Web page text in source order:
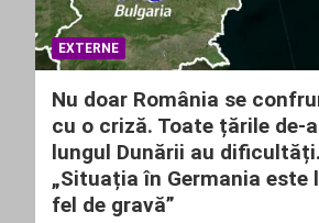
EXTERNE
Nu doar România se
cu o criză. Toate țările de-a
lungul Dunării au dificultăți.
„Situația în Germania este
fel de gravă”